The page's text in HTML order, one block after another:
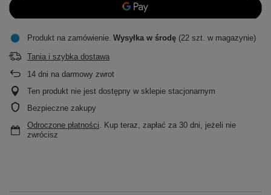
Produkt na zamówienie Wysyłka w środę (22 szt. w magazynie)
Tania i szybka dostawa
14 dni na darmowy zwrot
Ten produkt nie jest dostępny w sklepie stacjonarnym
Bezpieczne zakupy
Odroczone płatności. Kup teraz, zapłać za 30 dni, jeżeli nie
zwrócisz